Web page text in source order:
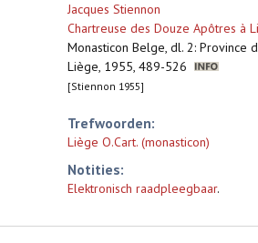
Jacques Stiennon
Chartreuse des Douze Apôtres à
Monasticon Belge, dl. 2: Province
Liège, 1955, 489-526
[Stiennon 1955]
Trefwoorden:
Liège O.Cart. (monasticon)
Notities:
Elektronisch raadpleegbaar.